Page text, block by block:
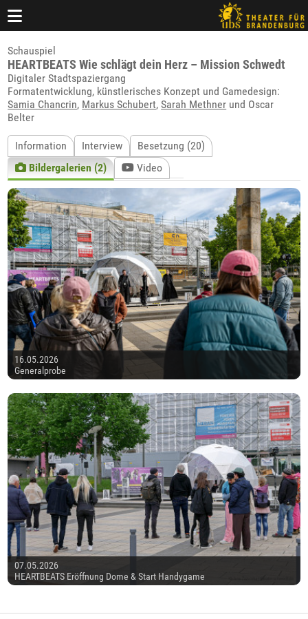
Schauspiel
HEARTBEATS Wie schlägt dein Herz – Mission Schwedt
Digitaler Stadtspaziergang
Formatentwicklung, künstlerisches Konzept und Gamedesign:
Samia Chancrin, Markus Schubert,Sarah Methner und Oscar
Belter
Information Interview
Besetzung (20)
Bildergalerien (2)
Video
16.05.2026
Generalprobe
07.05.2026
HEARTBEATS Eröffnung Dome & Start Handygame